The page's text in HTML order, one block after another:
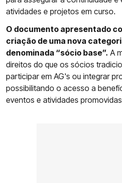
atividades e projetos em curso.
O documento apresentado
criação de uma nova
denominada “sócio base”. A
direitos do que os sócios
participar em AG's ou integrar
possibilitando o acesso a
eventos e atividades